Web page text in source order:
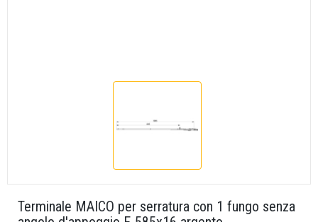
Terminale MAICO per serratura con 1 fungo senza